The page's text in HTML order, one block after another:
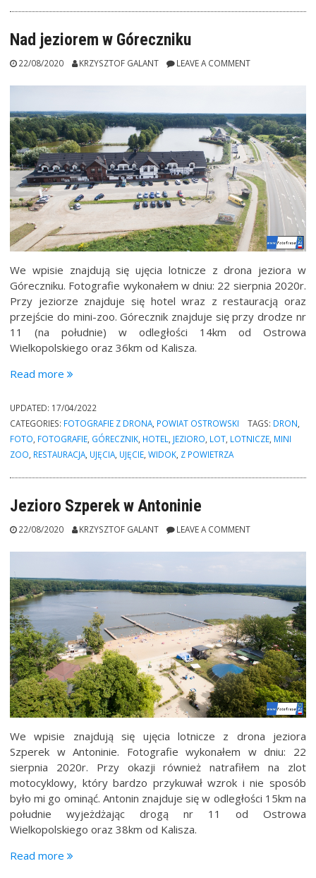
Nad jeziorem w Góreczniku
22/08/2020 KRZYSZTOF GALANT LEAVE A COMMENT
We wpisie znajdują się ujęcia lotnicze z drona jeziora w
Góreczniku. Fotografie wykonałem w dniu: 22 sierpnia 2020r.
Przy jeziorze znajduje się hotel wraz z restauracją oraz
przejście do mini-zoo. Górecznik znajduje się przy drodze nr
11 (na południe) w odległości 14km od Ostrowa
Wielkopolskiego oraz 36km od Kalisza.
Read more“Nad
w
Góreczniku”
UPDATED: 17/04/2022
CATEGORIES: FOTOGRAFIE Z DRONA, POWIAT OSTROWSKI TAGS: DRON,
FOTO, FOTOGRAFIE, GÓRECZNIK, HOTEL, JEZIORO, LOT, LOTNICZE, MINI
ZOO, RESTAURACJA, UJĘCIA, UJĘCIE,WIDOK, Z POWIETRZA
Jezioro Szperek w Antoninie
22/08/2020 KRZYSZTOF GALANT LEAVE A COMMENT
We wpisie znajdują się ujęcia lotnicze z drona jeziora
Szperek w Antoninie. Fotografie wykonałem w dniu: 22
sierpnia 2020r. Przy okazji również natrafiłem na zlot
motocyklowy, który bardzo przykuwał wzrok i nie sposób
było mi go ominąć. Antonin znajduje się w odległości 15km na
południe wyjeżdżając drogą nr 11 od Ostrowa
Wielkopolskiego oraz 38km od Kalisza.
Read more“Jezioro